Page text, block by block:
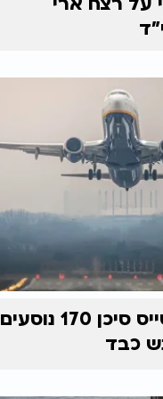
סכנה באוויר: טייס סיכן 170 נוסעים
כבד